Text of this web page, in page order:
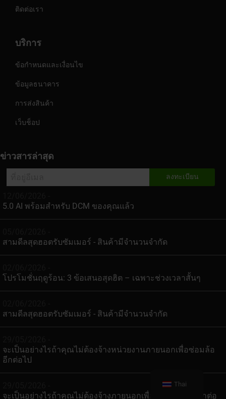
ติดต่อเรา
บริการ
ข้อกำหนดและเงื่อนไข
ข้อมูลธนาคาร
การส่งสินค้า
เว็บช็อป
ข่าวสารล่าสุด
5.0 AI พร้อมสำหรับ DCM ของคุณแล้ว
สามดีลสุดฮอตรับซัมเมอร์ - สินค้ามีจำนวนจำกัด
โปรโมชั่นฤดูร้อน: 3 ข้อเสนอสุดฮิต – เฉพาะช่วงเวลาสั้นๆ
สามดีลสุดฮอตรับซัมเมอร์ - สินค้ามีจำนวนจำกัด
จะเป็นอย่างไรถ้าคุณไม่ต้องจ้างหน่วยงานภายนอกเพื่อซ่อมล้อ
อีกต่อไป
จะเป็นอย่างไรถ้าคุณไม่ต้องจ้างภายนอกเพื่อซ่อมแซมล้ออีกต่อ
Thai